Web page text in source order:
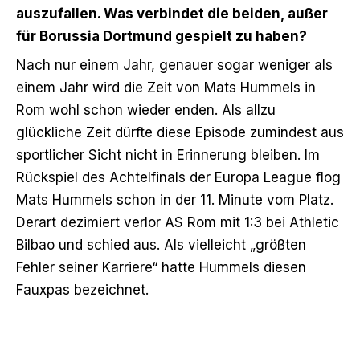
auszufallen. Was verbindet die beiden, außer
für Borussia Dortmund gespielt zu haben?
Nach nur einem Jahr, genauer sogar weniger als
einem Jahr wird die Zeit von Mats Hummels in
Rom wohl schon wieder enden. Als allzu
glückliche Zeit dürfte diese Episode zumindest aus
sportlicher Sicht nicht in Erinnerung bleiben. Im
Rückspiel des Achtelfinals der Europa League flog
Mats Hummels schon in der 11. Minute vom Platz.
Derart dezimiert verlor AS Rom mit 1:3 bei Athletic
Bilbao und schied aus. Als vielleicht „größten
Fehler seiner Karriere“ hatte Hummels diesen
Fauxpas bezeichnet.